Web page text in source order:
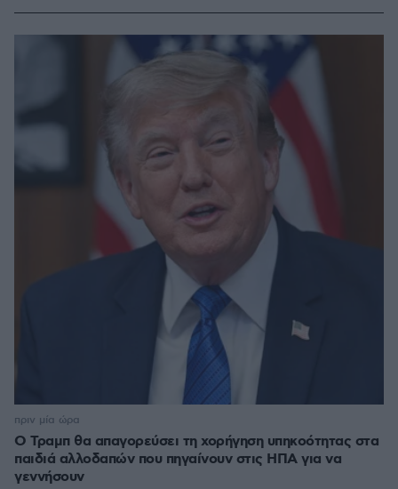
Ο Τραμπ θα απαγορεύσει τη χορήγηση υπηκοότητας στα
παιδιά αλλοδαπών που πηγαίνουν στις ΗΠΑ για να
γεννήσουν
πριν μία ώρα